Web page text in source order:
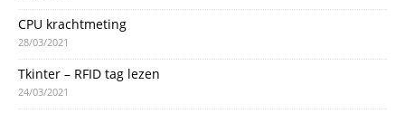
CPU krachtmeting
28/03/2021
Tkinter – RFID tag lezen
24/03/2021